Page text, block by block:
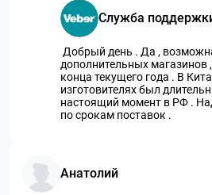
Служба
Добрый день . Да ,
дополнительных магазинов
конца текущего года . В
изготовителях был
настоящий момент в РФ .
по срокам поставок .
Анатолий